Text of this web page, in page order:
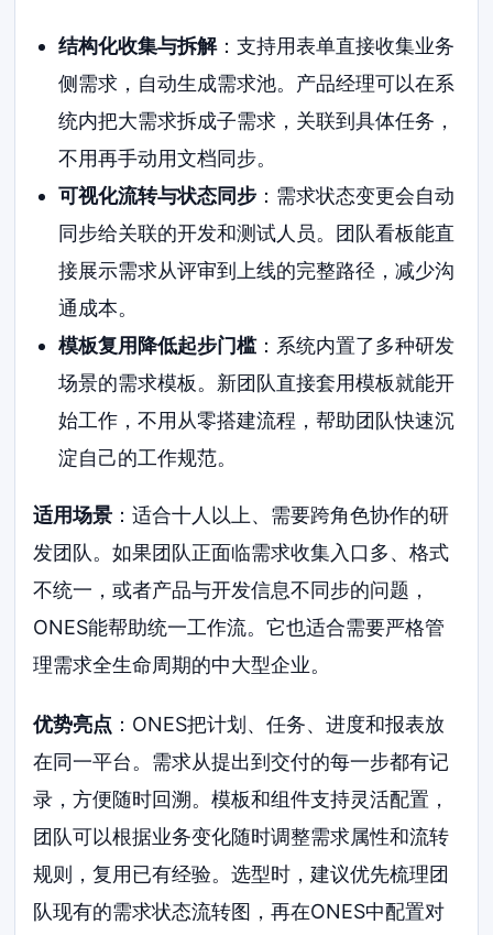
结构化收集与拆解：支持用表单直接收集业务
侧需求，自动生成需求池。产品经理可以在系
统内把大需求拆成子需求，关联到具体任务，
不用再手动用文档同步。
可视化流转与状态同步：需求状态变更会自动
同步给关联的开发和测试人员。团队看板能直
接展示需求从评审到上线的完整路径，减少沟
通成本。
模板复用降低起步门槛：系统内置了多种研发
场景的需求模板。新团队直接套用模板就能开
始工作，不用从零搭建流程，帮助团队快速沉
淀自己的工作规范。
适用场景 ：适合十人以上、需要跨角色协作的研
发团队。如果团队正面临需求收集入口多、格式
不统一，或者产品与开发信息不同步的问题，
ONES能帮助统一工作流。它也适合需要严格管
理需求全生命周期的中大型企业。
优势亮点 ：ONES把计划、任务、进度和报表放
在同一平台。需求从提出到交付的每一步都有记
录，方便随时回溯。模板和组件支持灵活配置，
团队可以根据业务变化随时调整需求属性和流转
规则，复用已有经验。选型时，建议优先梳理团
队现有的需求状态流转图，再在ONES中配置对